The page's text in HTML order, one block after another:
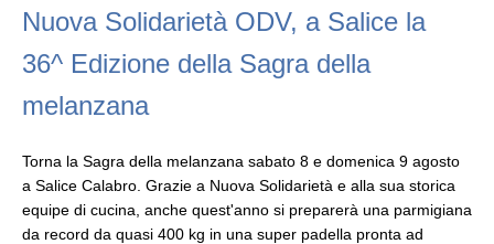
Nuova Solidarietà ODV, a Salice la
36^ Edizione della Sagra della
melanzana
Torna la Sagra della melanzana sabato 8 e domenica 9 agosto
a Salice Calabro. Grazie a Nuova Solidarietà e alla sua storica
equipe di cucina, anche quest'anno si preparerà una parmigiana
da record da quasi 400 kg in una super padella pronta ad